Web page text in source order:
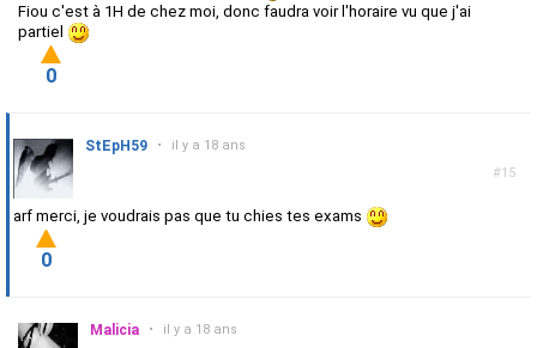
Fiou c'est à 1H de chez moi, donc faudra voir l'horaire vu que j'ai
partiel
0
#15
StEpH59 • il y a 18 ans
arf merci, je voudrais pas que tu chies tes exams
0
Malicia • il y a 18 ans